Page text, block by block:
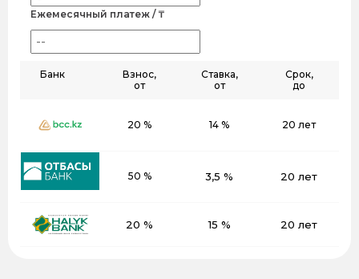
Ежемесячный платеж / ₸
Банк
Взнос,
от
Ставка,
от
Срок,
до
20 % 14 % 20 лет
50 % 3,5 % 20 лет
20 % 15 % 20 лет